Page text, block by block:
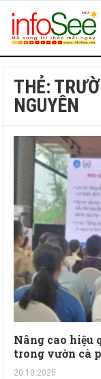
THẺ:
NGUYÊN
Nâng cao hiệu
trong vườn cà
20.10.2025